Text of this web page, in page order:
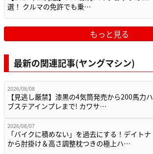
選！ クルマの免許でも乗…
もっと見る
最新の関連記事(ヤングマシン)
2026/08/08
【見逃し厳禁】漆黒の4気筒発売から200馬力ハ
ブステアインプレまで! カワサ…
2026/08/07
「バイクに積めない」を過去にする！デイトナ
から肘掛け＆高さ調整枕つきの極上ハ…